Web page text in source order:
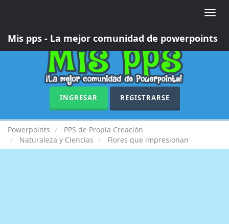
Toggle
Mis pps - La mejor comunidad de powerpoints
INGRESAR REGISTRARSE
Powerpoints
PPS de Propia Creación
Naturaleza y Ciencias
Flores que impresionan